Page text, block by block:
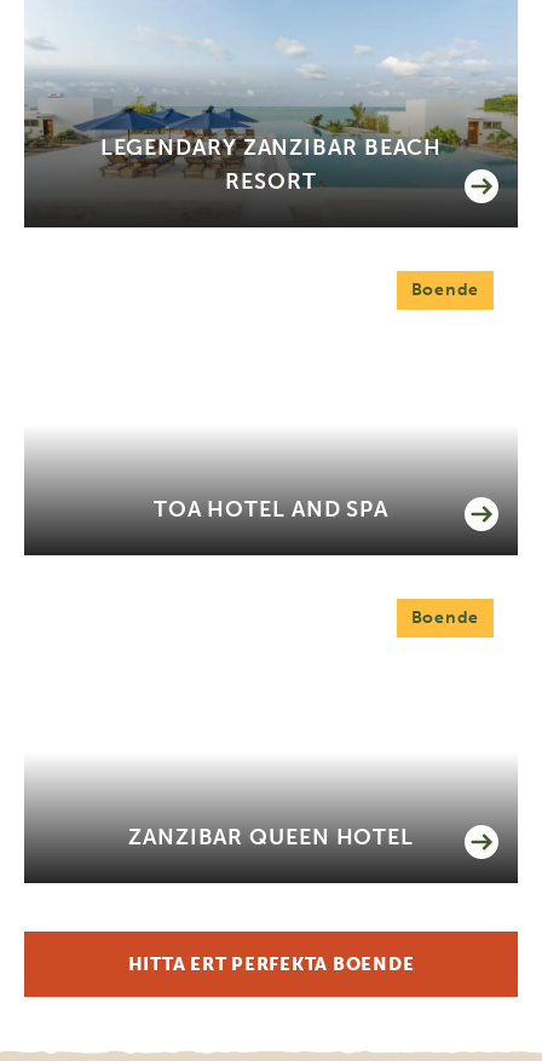
LEGENDARY ZANZIBAR BEACH
RESORT
Boende
TOA HOTEL AND SPA
Boende
ZANZIBAR QUEEN HOTEL
HITTA ERT PERFEKTA BOENDE